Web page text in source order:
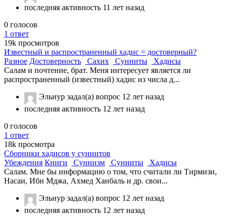
последняя активность 11 лет назад
0 голосов
1 ответ
19k просмотров
Известный и распространенный хадис = достоверный?
Разное Достоверность Сахих Сунниты
Хадисы
Салам и почтение, брат. Меня интересует является ли
распространенный (известный) хадис из числа д...
Эльнур задал(а) вопрос 12 лет назад
последняя активность 12 лет назад
0 голосов
1 ответ
18k просмотра
Сборники хадисов у суннитов
Убеждения Книги Суннизм Сунниты
Хадисы
Салам. Мне бы информацию о том, что считали ли Тирмизи,
Насаи, Ибн Мджа, Ахмед Ханбаль и др. свои...
Эльнур задал(а) вопрос 12 лет назад
последняя активность 12 лет назад